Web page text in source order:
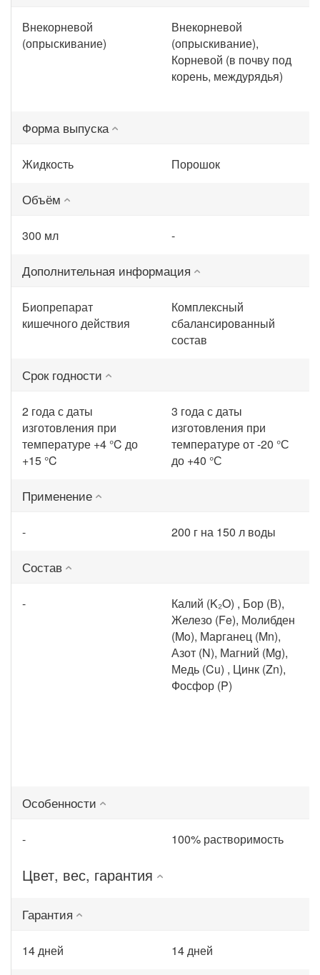
Внекорневой
(опрыскивание)
Внекорневой
(опрыскивание),
Корневой (в почву под
корень, междурядья)
Форма выпуска
Жидкость Порошок
Объём
300 мл -
Дополнительная информация
Биопрепарат
кишечного действия
Комплексный
сбалансированный
состав
Срок годности
2 года с даты
изготовления при
температуре +4 °C до
+15 °C
3 года с даты
изготовления при
температуре от -20 °С
до +40 °С
Применение
- 200 г на 150 л воды
Состав
-
Калий (K₂O) , Бор (В),
Железо (Fe), Молибден
(Mo), Марганец (Mn),
Азот (N), Магний (Mg),
Медь (Cu) , Цинк (Zn),
Фосфор (P)
Особенности
- 100% растворимость
Цвет, вес, гарантия
Гарантия
14 дней 14 дней